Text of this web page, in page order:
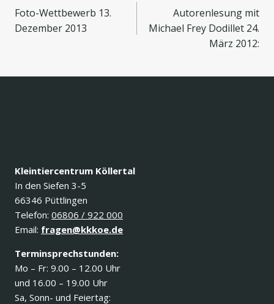
Foto-Wettbewerb 13.
Dezember 2013
Autorenlesung mit
Michael Frey Dodillet 24.
März 2012:
Kleintiercentrum Köllertal
In den Siefen 3-5
66346 Püttlingen
Telefon: 06806 / 922 000
Email: fragen@kkkoe.de
Terminsprechstunden:
Mo – Fr: 9.00 – 12.00 Uhr
und 16.00 – 19.00 Uhr
Sa, Sonn- und Feiertag: